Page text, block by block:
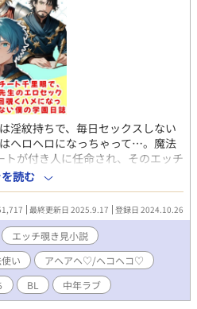
淫紋持ちで、毎日セックスしない
ヘロヘロになっちゃって…。魔法
が付き人に任命され、そのエッチ
アレン』や学園長の老魔術師『セ
ウス』などファガスを取り巻く大
リ成人済み)がムズムズ覗き見す
、イヤイヤ陵辱もあり。とりあえ
ス総愛され。
読む
最終更新日 2025.9.17 登録日 2024.10.26
エッチ覗き見小説
い
アヘアヘ♡/ヘコヘコ♡
BL 中年ラブ